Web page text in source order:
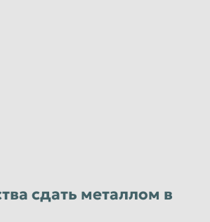
сдать металлом в